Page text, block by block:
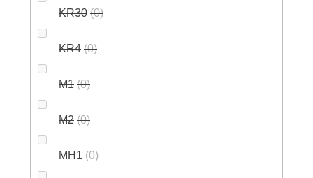
KR30 0
KR4 0
M1 0
M2 0
MH1 0